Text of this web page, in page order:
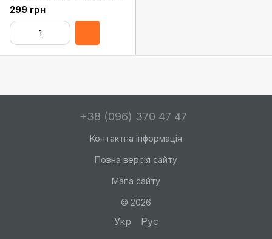
mini Retina (6011TRI56)
299 грн
+38 (096) 370 47 47
Контактна інформація
Повна версія сайту
Мапа сайту
© 2026
Укр Рус